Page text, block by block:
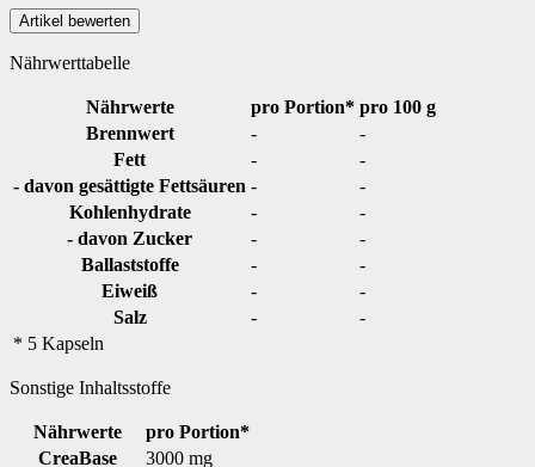
Nährwerttabelle
Nährwerte pro Portion* pro 100 g
Brennwert
-
-
Fett
-
-
- davon gesättigte Fettsäuren -
-
Kohlenhydrate
-
-
- davon Zucker
-
-
Ballaststoffe
-
-
Eiweiß
-
-
Salz
-
-
* 5 Kapseln
Sonstige Inhaltsstoffe
Nährwerte
pro Portion*
CreaBase
3000 mg